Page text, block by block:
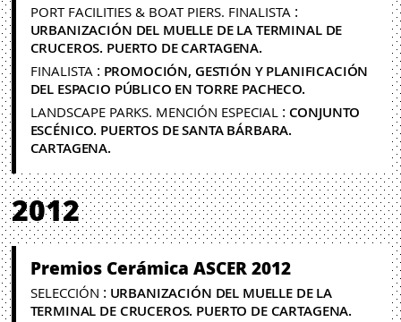
PORT FACILITIES & BOAT PIERS. FINALISTA:
URBANIZACIÓN DEL MUELLE DE LA TERMINAL DE
CRUCEROS. PUERTO DE CARTAGENA.
FINALISTA: PROMOCIÓN, GESTIÓN Y PLANIFICACIÓN
DEL ESPACIO PÚBLICO EN TORRE PACHECO.
LANDSCAPE PARKS. MENCIÓN ESPECIAL: CONJUNTO
ESCÉNICO. PUERTOS DE SANTA BÁRBARA.
CARTAGENA.
2012
Premios Cerámica ASCER 2012
SELECCIÓN : URBANIZACIÓN DEL MUELLE DE LA
TERMINAL DE CRUCEROS. PUERTO DE CARTAGENA.